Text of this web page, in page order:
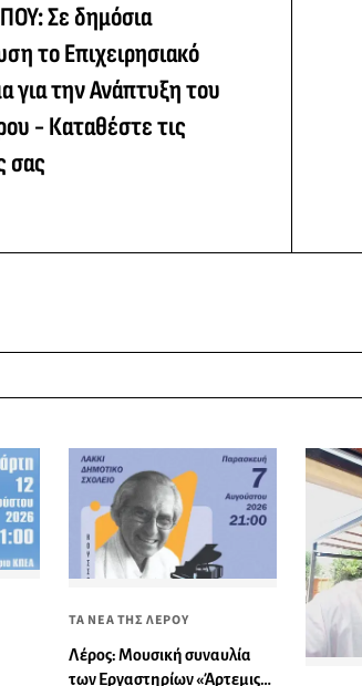
Σε δημόσια
το Επιχειρησιακό
για την Ανάπτυξη του
- Καταθέστε τις
σας
ΤΑ ΝΕΑ ΤΗΣ ΛΕΡΟΥ
Λέρος: Μουσική συναυλία
των Εργαστηρίων «Άρτεμις»